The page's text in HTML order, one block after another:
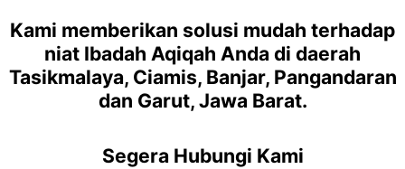
Kami memberikan solusi mudah terhadap
niat Ibadah Aqiqah Anda di daerah
Tasikmalaya, Ciamis, Banjar, Pangandaran
dan Garut, Jawa Barat.
Segera Hubungi Kami